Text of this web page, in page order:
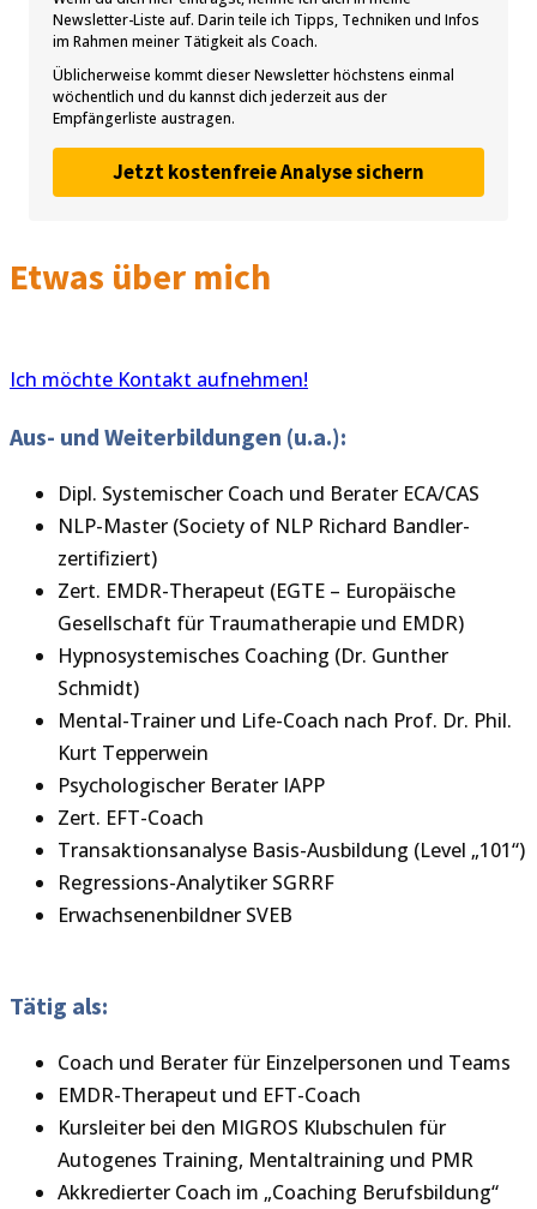
Newsletter-Liste auf. Darin teile ich Tipps, Techniken und Infos
im Rahmen meiner Tätigkeit als Coach.
Üblicherweise kommt dieser Newsletter höchstens einmal
wöchentlich und du kannst dich jederzeit aus der
Empfängerliste austragen.
Jetzt kostenfreie Analyse sichern
Etwas über mich
Ich möchte Kontakt aufnehmen!
Aus- und Weiterbildungen (u.a.):
Dipl. Systemischer Coach und Berater ECA/CAS
NLP-Master (Society of NLP Richard Bandler-
zertifiziert)
Zert. EMDR-Therapeut (EGTE – Europäische
Gesellschaft für Traumatherapie und EMDR)
Hypnosystemisches Coaching (Dr. Gunther
Schmidt)
Mental-Trainer und Life-Coach nach Prof. Dr. Phil.
Kurt Tepperwein
Psychologischer Berater IAPP
Zert. EFT-Coach
Transaktionsanalyse Basis-Ausbildung (Level „101“)
Regressions-Analytiker SGRRF
Erwachsenenbildner SVEB
Tätig als:
Coach und Berater für Einzelpersonen und Teams
EMDR-Therapeut und EFT-Coach
Kursleiter bei den MIGROS Klubschulen für
Autogenes Training, Mentaltraining und PMR
Akkredierter Coach im „Coaching Berufsbildung“